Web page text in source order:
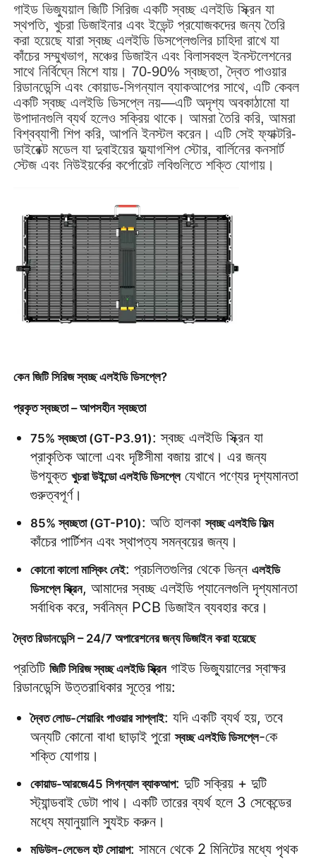
বাড়ি
ভিডিও
ভিআর শো
আমাদের সম্পর্কে
মান নিয়ন্ত্রণ
আমাদের সাথে যোগাযোগ করুন
খবর
মামলা
একটি উদ্ধৃতি অনুরোধ করুন
এলইডি ডিসপ্লে স্ক্রিন
কনসার্টের নেতৃত্বাধীন স্ক্রিন
স্টেজ এলইডি স্ক্রিন ভাড়া
সিওবি এলইডি ভিডিও প্রাচীর
স্বচ্ছ এলইডি প্রদর্শন
গাইড ভিজ্যুয়াল জিটি সিরিজ একটি স্বচ্ছ এলইডি স্ক্রিন যা
স্থপতি, খুচরা ডিজাইনার এবং ইভেন্ট প্রযোজকদের জন্য তৈরি
করা হয়েছে যারা স্বচ্ছ এলইডি ডিসপ্লেগুলির চাহিদা রাখে যা
কাঁচের সম্মুখভাগ, মঞ্চের ডিজাইন এবং বিলাসবহুল ইনস্টলেশনের
সাথে নির্বিঘ্নে মিশে যায়। 70-90% স্বচ্ছতা, দ্বৈত পাওয়ার
রিডানডেন্সি এবং কোয়াড-সিগন্যাল ব্যাকআপের সাথে, এটি কেবল
একটি স্বচ্ছ এলইডি ডিসপ্লে নয়—এটি অদৃশ্য অবকাঠামো যা
উপাদানগুলি ব্যর্থ হলেও সক্রিয় থাকে। আমরা তৈরি করি, আমরা
বিশ্বব্যাপী শিপ করি, আপনি ইনস্টল করেন। এটি সেই ফ্যাক্টরি-
ডাইরেক্ট মডেল যা দুবাইয়ের ফ্ল্যাগশিপ স্টোর, বার্লিনের কনসার্ট
স্টেজ এবং নিউইয়র্কের কর্পোরেট লবিগুলিতে শক্তি যোগায়।
কেন জিটি সিরিজ স্বচ্ছ এলইডি ডিসপ্লে?
প্রকৃত স্বচ্ছতা – আপসহীন স্বচ্ছতা
75% স্বচ্ছতা (GT-P3.91): স্বচ্ছ এলইডি স্ক্রিন যা
প্রাকৃতিক আলো এবং দৃষ্টিসীমা বজায় রাখে। এর জন্য
উপযুক্ত খুচরা উইন্ডো এলইডি ডিসপ্লে যেখানে পণ্যের দৃশ্যমানতা
গুরুত্বপূর্ণ।
85% স্বচ্ছতা (GT-P10): অতি হালকা স্বচ্ছ এলইডি ফিল্ম
কাঁচের পার্টিশন এবং স্থাপত্য সমন্বয়ের জন্য।
কোনো কালো মাস্কিং নেই: প্রচলিতগুলির থেকে ভিন্ন এলইডি
ডিসপ্লে স্ক্রিন, আমাদের স্বচ্ছ এলইডি প্যানেলগুলি দৃশ্যমানতা
সর্বাধিক করে, সর্বনিম্ন PCB ডিজাইন ব্যবহার করে।
দ্বৈত রিডানডেন্সি – 24/7 অপারেশনের জন্য ডিজাইন করা হয়েছে
প্রতিটি জিটি সিরিজ স্বচ্ছ এলইডি স্ক্রিন গাইড ভিজ্যুয়ালের স্বাক্ষর
রিডানডেন্সি উত্তরাধিকার সূত্রে পায়:
দ্বৈত লোড-শেয়ারিং পাওয়ার সাপ্লাই: যদি একটি ব্যর্থ হয়, তবে
অন্যটি কোনো বাধা ছাড়াই পুরো স্বচ্ছ এলইডি ডিসপ্লে-কে
শক্তি যোগায়।
কোয়াড-আরজে45 সিগন্যাল ব্যাকআপ: দুটি সক্রিয় + দুটি
স্ট্যান্ডবাই ডেটা পাথ। একটি তারের ব্যর্থ হলে 3 সেকেন্ডের
মধ্যে ম্যানুয়ালি স্যুইচ করুন।
মডিউল-লেভেল হট সোয়াপ
: সামনে থেকে 2 মিনিটের মধ্যে পৃথক